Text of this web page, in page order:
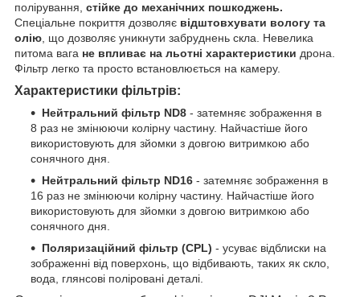
полірування, стійке до механічних пошкоджень.
Спеціальне покриття дозволяє відштовхувати вологу та
олію, що дозволяє уникнути забруднень скла. Невелика
питома вага не впливає на льотні характеристики дрона.
Фільтр легко та просто встановлюється на камеру.
Характеристики фільтрів:
Нейтральний фільтр ND8 - затемняє зображення в
8 раз не змінюючи колірну частину. Найчастіше його
використовують для зйомки з довгою витримкою або
сонячного дня.
Нейтральний фільтр ND16 - затемняє зображення в
16 раз не змінюючи колірну частину. Найчастіше його
використовують для зйомки з довгою витримкою або
сонячного дня.
Поляризаційний фільтр (CPL) - усуває відблиски на
зображенні від поверхонь, що відбивають, таких як скло,
вода, глянсові поліровані деталі.